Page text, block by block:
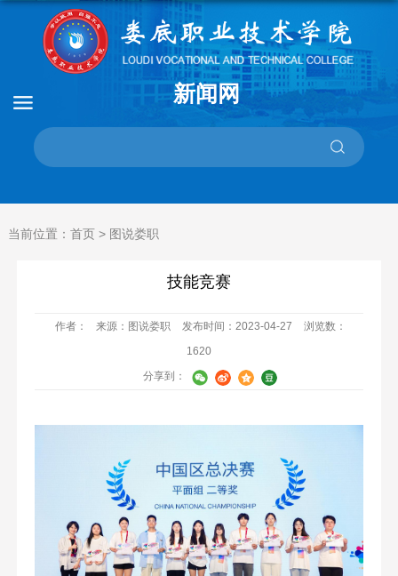
新闻网
当前位置： 首页 > 图说娄职
技能竞赛
作者： 来源：图说娄职 发布时间：2023-04-27
浏览数：
1620
分享到：